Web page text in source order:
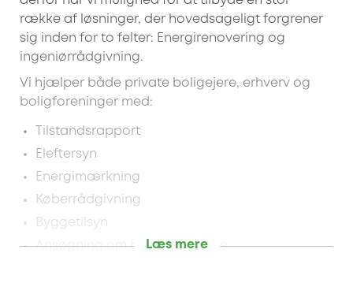
række af løsninger, der hovedsageligt forgrener
sig inden for to felter: Energirenovering og
ingeniørrådgivning.
Vi hjælper både private boligejere, erhverv og
boligforeninger med:
Tilstandsrapport
Eleftersyn
Energimærkning
Køberrådgivning
Byggetilsyn
Ansøgning om byggetilladelse
Læs mere